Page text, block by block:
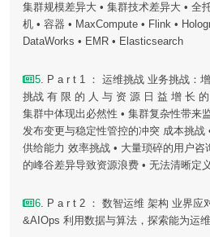
集群规模差异大 • 集群技术差异大 • 全
机 • 容器 • MaxCompute • Flink •
DataWorks • EMR • Elasticsearch
5. P a r t 1 ： 运维挑战 业务挑战：
挑战 有 限 的 人 与 资 源 日 益 增 长
集群中体现出必然性 • 集群复杂性带来
发布变更与稳定性管控的冲突 成本挑战
供给能力 效率挑战 • 大量琐碎的用户咨
的峰谷差异导致资源浪费 • 无法清晰定
6. P a r t 2 ： 数智运维 架构 业界应
&AIOps 利用数据与算法，探索能为运